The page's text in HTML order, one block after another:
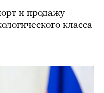
и продажу
класса